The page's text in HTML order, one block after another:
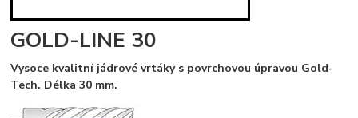
GOLD-LINE 30
Vysoce kvalitní jádrové vrtáky s povrchovou úpravou Gold-
Tech. Délka 30 mm.